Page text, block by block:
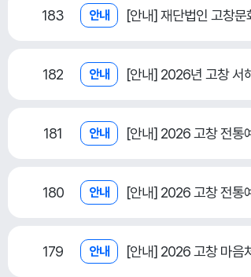
183 안내 [안내] 재단법인 고창
182 안내 [안내] 2026년 고창 서
181 안내 [안내] 2026 고창 전통
180 안내 [안내] 2026 고창 전통
179 안내 [안내] 2026 고창 마음